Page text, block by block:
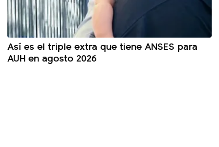
Así es el triple extra que tiene ANSES para
AUH en agosto 2026